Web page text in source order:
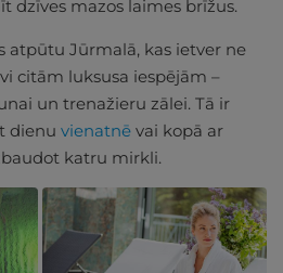
dzīves mazos laimes brīžus.
atpūtu Jūrmalā, kas ietver ne
citām luksusa iespējām –
un trenažieru zālei. Tā ir
dienu vienatnē vai kopā ar
katru mirkli.